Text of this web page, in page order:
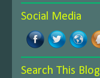
Social Media
Search This Blog